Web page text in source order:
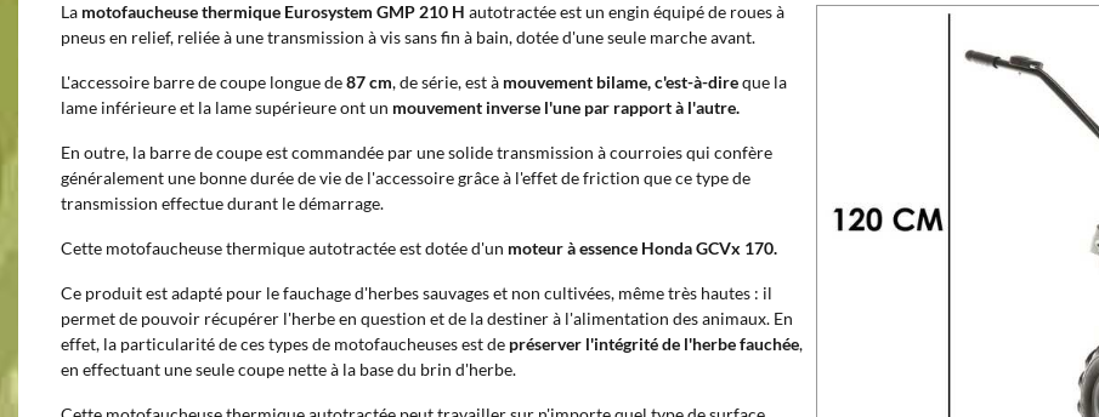
La motofaucheuse thermique Eurosystem GMP 210 H autotractée est un engin équipé de roues à
pneus en relief, reliée à une transmission à vis sans fin à bain, dotée d'une seule marche avant.
L'accessoire barre de coupe longue de87 cm, de série, est à mouvement bilame, c'est-à-direque la
lame inférieure et la lame supérieure ont un mouvement inverse l'une par rapport à l'autre.
En outre, la barre de coupe est commandée par une solide transmission à courroies qui confère
généralement une bonne durée de vie de l'accessoire grâce à l'effet de friction que ce type de
transmission effectue durant le démarrage.
Cette motofaucheuse thermique autotractée est dotée d'un moteur à essence Honda GCVx 170.
Ce produit est adapté pour le fauchage d'herbes sauvages et non cultivées, même très hautes : il
permet de pouvoir récupérer l'herbe en question et de la destiner à l'alimentation des animaux. En
effet, la particularité de ces types de motofaucheuses est de préserver l'intégrité de l'herbe fauchée,
en effectuant une seule coupe nette à la base du brin d'herbe.